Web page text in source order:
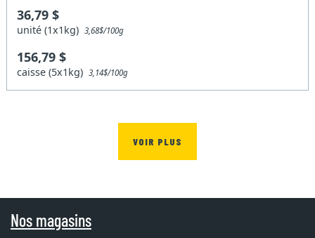
36,79 $
unité (1x1kg)3,68$/100g
156,79 $
caisse (5x1kg)3,14$/100g
VOIR PLUS
Nos magasins